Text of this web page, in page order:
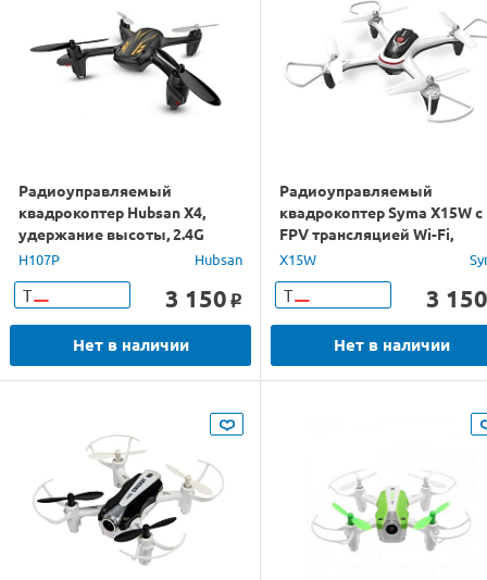
Радиоуправляемый
квадрокоптер Hubsan X4,
удержание высоты, 2.4G
H107P Hubsan
Т 3 150 o
Нет в наличии
Радиоуправляемый
квадрокоптер Syma X15W с
FPV трансляцией Wi-Fi,
камера 0,3 Мп, 2.4G RTF
X15W
Т 3 150
Нет в наличии